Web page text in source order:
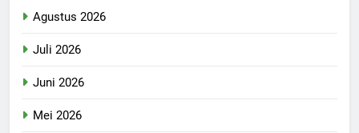
Agustus 2026
Juli 2026
Juni 2026
Mei 2026